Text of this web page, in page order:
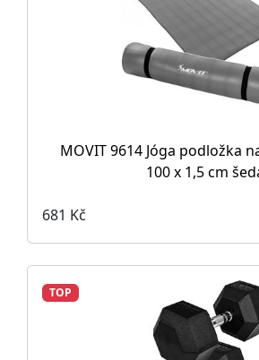
MOVIT 9614 Jóga podložka
100 x 1,5 cm
681 Kč
TOP